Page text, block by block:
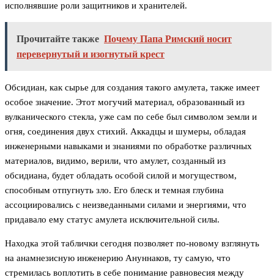
исполнявшие роли защитников и хранителей.
Прочитайте также Почему Папа Римский носит
перевернутый и изогнутый крест
Обсидиан, как сырье для создания такого амулета, также имеет
особое значение. Этот могучий материал, образованный из
вулканического стекла, уже сам по себе был символом земли и
огня, соединения двух стихий. Аккадцы и шумеры, обладая
инженерными навыками и знаниями по обработке различных
материалов, видимо, верили, что амулет, созданный из
обсидиана, будет обладать особой силой и могуществом,
способным отпугнуть зло. Его блеск и темная глубина
ассоциировались с неизведанными силами и энергиями, что
придавало ему статус амулета исключительной силы.
Находка этой таблички сегодня позволяет по-новому взглянуть
на анамнезисную инженерию Ануннаков, ту самую, что
стремилась воплотить в себе понимание равновесия между